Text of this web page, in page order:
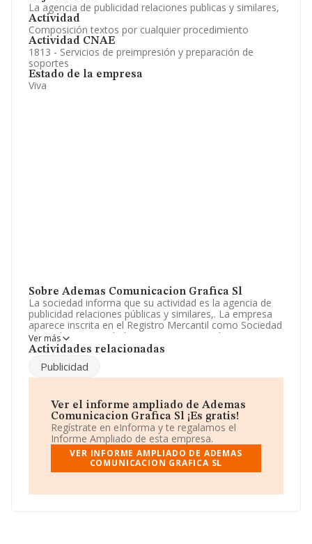
La agencia de publicidad relaciones publicas y similares,
Actividad
Composición textos por cualquier procedimiento
Actividad CNAE
1813 - Servicios de preimpresión y preparación de
soportes
Estado de la empresa
Viva
Sobre Ademas Comunicacion Grafica Sl
La sociedad informa que su actividad es la agencia de
publicidad relaciones públicas y similares,. La empresa
aparece inscrita en el Registro Mercantil como Sociedad
Limitada. Su actividad CNAE es 'Servicios de
preimpresión y preparación de soportes' con código
exteriores.
La compañíaAdemas Comunicación Grafica S.L
B82557711, está situada en Calle Sierra Nevada núm.
17, (28860), en el municipio de Paracuellos De Jarama,
Madrid.
En base a la información de la que dispone INFORMA
nacional alcanza los 363 millones de euros y se calcula
Ver más
Actividades relacionadas
Publicidad
Ver el informe ampliado de Ademas
Comunicacion Grafica Sl ¡Es gratis!
Regístrate en eInforma y te regalamos el
Informe Ampliado de esta empresa.
VER INFORME AMPLIADO DE ADEMAS
COMUNICACION GRAFICA SL